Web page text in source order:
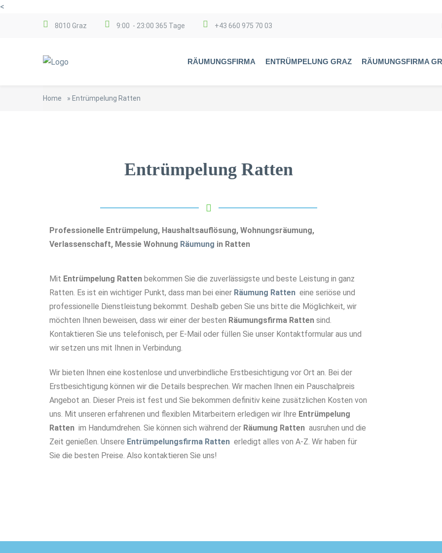
<
8010 Graz 9:00 - 23:00 365 Tage +43 660 975 70 03
RÄUMUNGSFIRMA ENTRÜMPELUNG GRAZ RÄUMUNGSFIRMA
Home » Entrümpelung Ratten
Entrümpelung Ratten
Professionelle Entrümpelung, Haushaltsauflösung, Wohnungsräumung,
Verlassenschaft, Messie Wohnung Räumung in Ratten
Mit Entrümpelung Ratten bekommen Sie die zuverlässigste und beste Leistung in ganz
Ratten. Es ist ein wichtiger Punkt, dass man bei einer Räumung Ratten eine seriöse und
professionelle Dienstleistung bekommt. Deshalb geben Sie uns bitte die Möglichkeit, wir
möchten Ihnen beweisen, dass wir einer der besten Räumungsfirma Ratten sind.
Kontaktieren Sie uns telefonisch, per E-Mail oder füllen Sie unser Kontaktformular aus und
wir setzen uns mit Ihnen in Verbindung.
Wir bieten Ihnen eine kostenlose und unverbindliche Erstbesichtigung vor Ort an. Bei der
Erstbesichtigung können wir die Details besprechen. Wir machen Ihnen ein Pauschalpreis
Angebot an. Dieser Preis ist fest und Sie bekommen definitiv keine zusätzlichen Kosten von
uns. Mit unseren erfahrenen und flexiblen Mitarbeitern erledigen wir Ihre Entrümpelung
Ratten im Handumdrehen. Sie können sich während der Räumung Ratten ausruhen und die
Zeit genießen. Unsere Entrümpelungsfirma Ratten erledigt alles von A-Z. Wir haben für
Sie die besten Preise. Also kontaktieren Sie uns!